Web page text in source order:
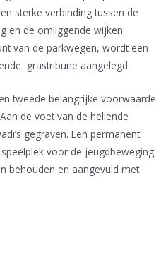
sterke verbinding tussen de
en de omliggende wijken.
van de parkwegen, wordt een
grastribune aangelegd.
tweede belangrijke voorwaarde
de voet van de hellende
gegraven. Een permanent
voor de jeugdbeweging.
behouden en aangevuld met